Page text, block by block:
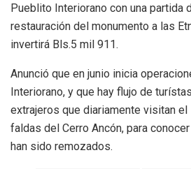
Pueblito Interiorano con una partida
restauración del monumento a las
invertirá Bls.5 mil 911.
Anunció que en junio inicia
Interiorano, y que hay flujo de
extrajeros que diariamente visitan el
faldas del Cerro Ancón, para
han sido remozados.